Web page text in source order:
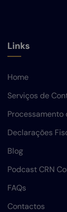
Links
Home
Serviços de
Processamento
Declarações
Blog
Podcast CRN
FAQs
Contactos